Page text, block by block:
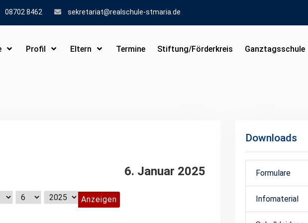
08702 8462 sekretariat@realschule-stmaria.de
Profil Eltern Termine Stiftung/Förderkreis Ganztagsschule
6. Januar 2025
Downloads
Formulare
Infomaterial